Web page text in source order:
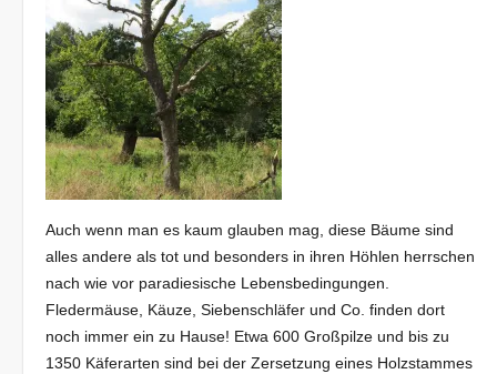
Auch wenn man es kaum glauben mag, diese Bäume sind
alles andere als tot und besonders in ihren Höhlen herrschen
nach wie vor paradiesische Lebensbedingungen.
Fledermäuse, Käuze, Siebenschläfer und Co. finden dort
noch immer ein zu Hause! Etwa 600 Großpilze und bis zu
1350 Käferarten sind bei der Zersetzung eines Holzstammes